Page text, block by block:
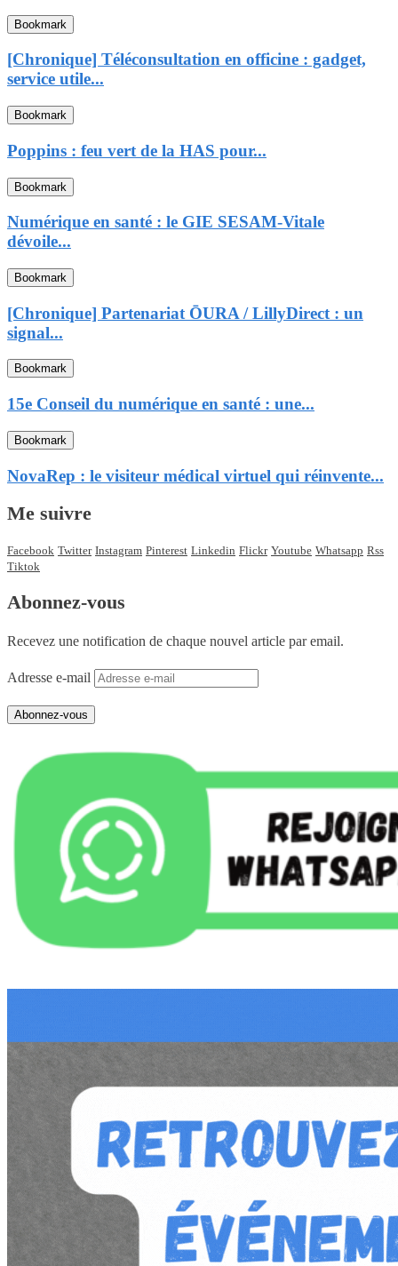
Bookmark
[Chronique] Téléconsultation en officine : gadget,
service utile...
Bookmark
Poppins : feu vert de la HAS pour...
Bookmark
Numérique en santé : le GIE SESAM-Vitale
dévoile...
Bookmark
[Chronique] Partenariat ŌURA / LillyDirect : un
signal...
Bookmark
15e Conseil du numérique en santé : une...
Bookmark
NovaRep : le visiteur médical virtuel qui réinvente...
Me suivre
Facebook Twitter Instagram Pinterest Linkedin Flickr Youtube Whatsapp Rss
Tiktok
Abonnez-vous
Recevez une notification de chaque nouvel article par email.
Adresse e-mail
Abonnez-vous